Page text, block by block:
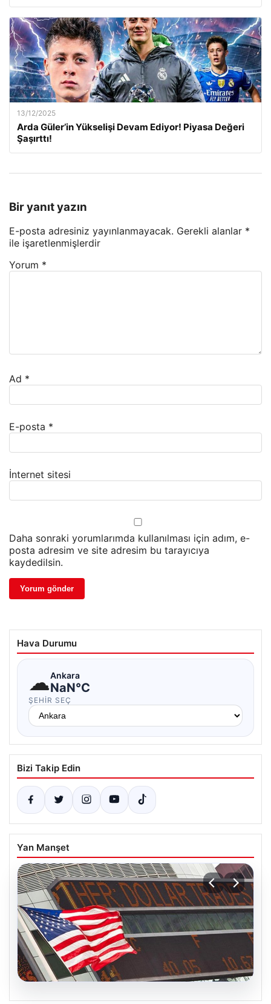
13/12/2025
Arda Güler’in Yükselişi Devam Ediyor! Piyasa Değeri
Şaşırttı!
Bir yanıt yazın
E-posta adresiniz yayınlanmayacak. Gerekli alanlar *
ile işaretlenmişlerdir
Yorum *
Ad *
E-posta *
İnternet sitesi
Daha sonraki yorumlarımda kullanılması için adım, e-
posta adresim ve site adresim bu tarayıcıya
kaydedilsin.
Hava Durumu
☁Ankara
NaN°C
ŞEHIR SEÇ
Bizi Takip Edin
Yan Manşet
04.08.2026